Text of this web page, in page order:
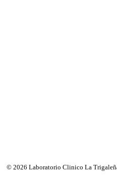
© 2026 Laboratorio Clinico La